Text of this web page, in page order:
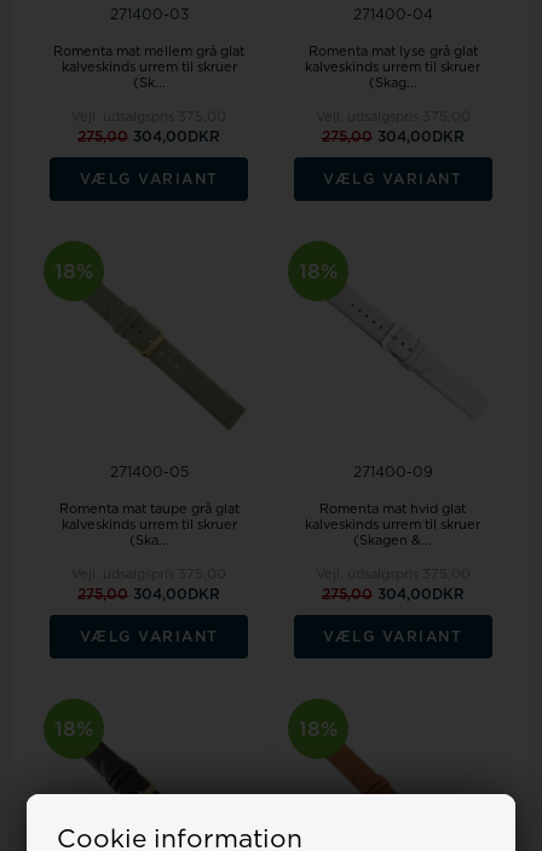
Cookie information
271400-03
Romenta mat mellem grå glat
kalveskinds urrem til skruer
(Sk...
275,00 304,00DKR
VÆLG VARIANT
271400-04
Romenta mat lyse grå glat
kalveskinds urrem til skruer
(Skag...
275,00 304,00DKR
VÆLG VARIANT
18%
271400-05
Romenta mat taupe grå glat
kalveskinds urrem til skruer
(Ska...
275,00 304,00DKR
VÆLG VARIANT
18%
271400-09
Romenta mat hvid glat
kalveskinds urrem til skruer
(Skagen &...
275,00 304,00DKR
VÆLG VARIANT
18% 18%